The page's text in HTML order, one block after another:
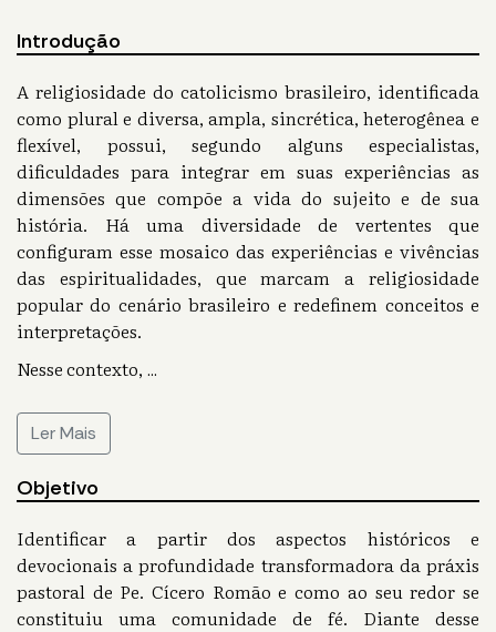
Introdução
A religiosidade do catolicismo brasileiro, identificada
como plural e diversa, ampla, sincrética, heterogênea e
flexível, possui, segundo alguns especialistas,
dificuldades para integrar em suas experiências as
dimensões que compõe a vida do sujeito e de sua
história. Há uma diversidade de vertentes que
configuram esse mosaico das experiências e vivências
das espiritualidades, que marcam a religiosidade
popular do cenário brasileiro e redefinem conceitos e
interpretações.
Nesse contexto, ...
Ler Mais
Objetivo
Identificar a partir dos aspectos históricos e
devocionais a profundidade transformadora da práxis
pastoral de Pe. Cícero Romão e como ao seu redor se
constituiu uma comunidade de fé. Diante desse